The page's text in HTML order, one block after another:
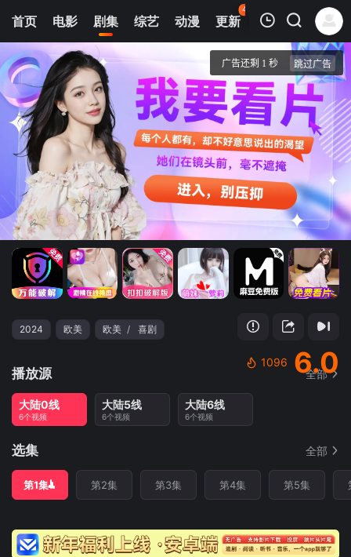
首页 电影 剧集 综艺 动漫 更新
44
热榜 APP
我的观影记录
第1集
Dead Hot
清空
2024 欧美 欧美 / 喜剧
1096 6.0
播放源 全部
大陆0线
6个视频
大陆5线
6个视频
大陆6线
6个视频
选集 全部
第1集 第2集 第3集 第4集 第5集